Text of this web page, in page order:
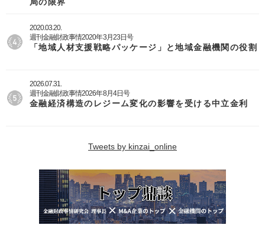
2020.03.20.
週刊金融財政事情2020年3月23日号
「地域人材支援戦略パッケージ」と地域金融機関の役割
2026.07.31.
週刊金融財政事情2026年8月4日号
金融経済構造のレジーム変化の影響を受ける中立金利
Tweets by kinzai_online